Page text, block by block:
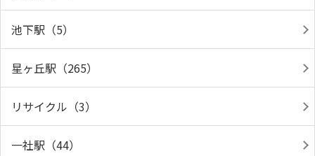
池下駅（5）
星ヶ丘駅（265）
リサイクル（3）
一社駅（44）